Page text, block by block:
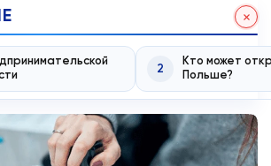
2
Кто может
Польше?